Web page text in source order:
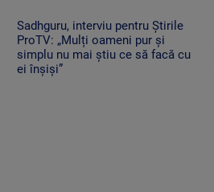
Sadhguru, interviu pentru Știrile
ProTV: „Mulți oameni pur și
simplu nu mai știu ce să facă cu
ei înșiși”